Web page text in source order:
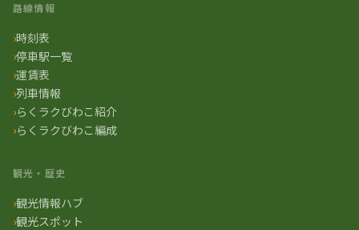
路線情報
時刻表
停車駅一覧
運賃表
列車情報
らくラクびわこ紹介
らくラクびわこ編成
観光・歴史
観光情報ハブ
観光スポット